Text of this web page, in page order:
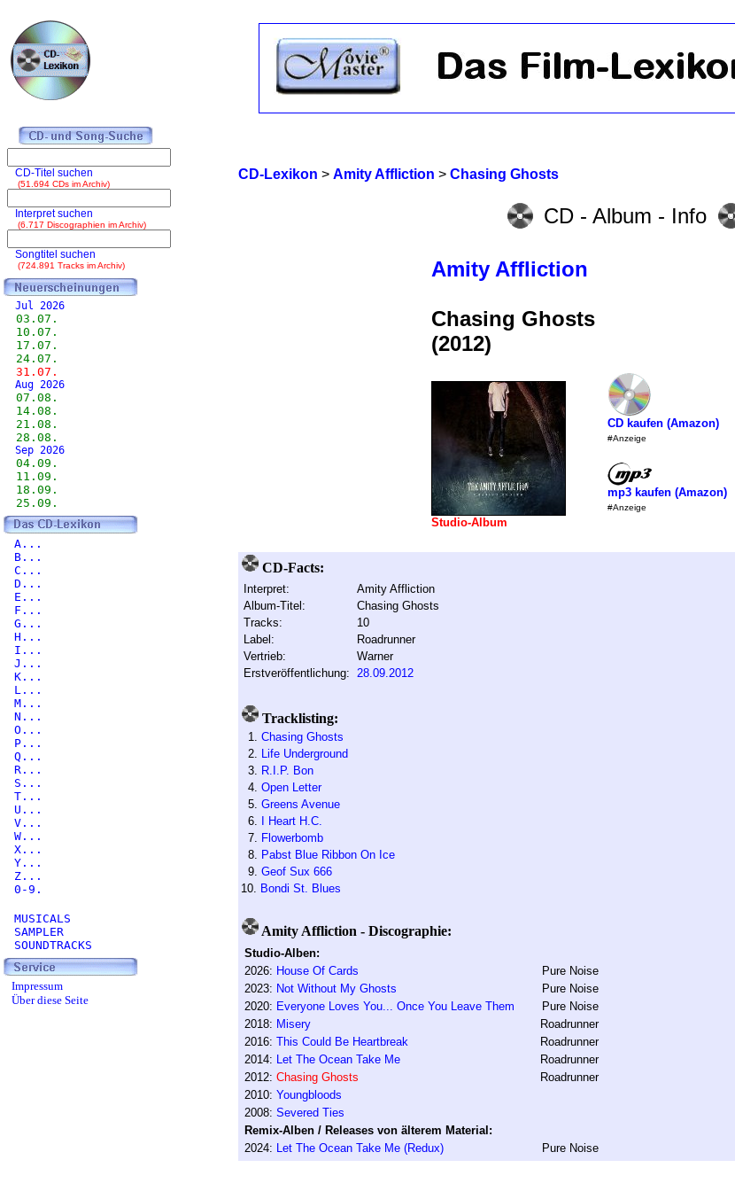
CD-Lexikon > Amity Affliction > Chasing Ghosts
CD - Album - Info
Amity Affliction
Chasing Ghosts
(2012)
Studio-Album
CD kaufen (Amazon)
#Anzeige
mp3 kaufen (Amazon)
#Anzeige
CD-Facts:
Interpret:
Amity Affliction
Album-Titel:
Chasing Ghosts
Tracks:
10
Label:
Roadrunner
Vertrieb:
Warner
Erstveröffentlichung: 28.09.2012
Tracklisting:
1. Chasing Ghosts
2. Life Underground
3. R.I.P. Bon
4. Open Letter
5. Greens Avenue
6.
I Heart H.C.
7. Flowerbomb
8. Pabst Blue Ribbon On Ice
9. Geof Sux 666
10. Bondi St. Blues
Amity Affliction - Discographie:
Studio-Alben:
2026: House Of Cards
Pure Noise
2023: Not Without My Ghosts
Pure Noise
2020: Everyone Loves You... Once You Leave Them
Pure Noise
2018: Misery
Roadrunner
2016: This Could Be Heartbreak
Roadrunner
2014: Let The Ocean Take Me
Roadrunner
2012: Chasing Ghosts
Roadrunner
2010: Youngbloods
2008: Severed Ties
Remix-Alben / Releases von älterem Material:
2024: Let The Ocean Take Me (Redux) Pure Noise
CD-Titel suchen
(51.694 CDs im Archiv)
Interpret suchen
(6.717 Discographien im Archiv)
Songtitel suchen
(724.891 Tracks im Archiv)
Jul 2026
03.07.
10.07.
17.07.
24.07.
31.07.
Aug 2026
07.08.
14.08.
21.08.
28.08.
Sep 2026
04.09.
11.09.
18.09.
25.09.
A...
B...
C...
D...
E...
F...
G...
H...
I...
J...
K...
L...
M...
N...
O...
P...
Q...
R...
S...
T...
U...
V...
W...
X...
Y...
Z...
0-9.
MUSICALS
SAMPLER
SOUNDTRACKS
Impressum
Über diese Seite